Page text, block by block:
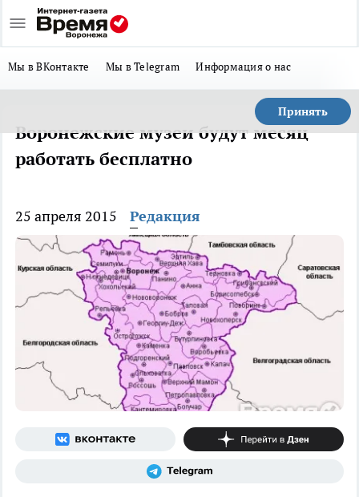
Мы в ВКонтакте Мы в Telegram Информация о нас
Принять
Воронежские музеи будут месяц
работать бесплатно
25 апреля 2015 Редакция